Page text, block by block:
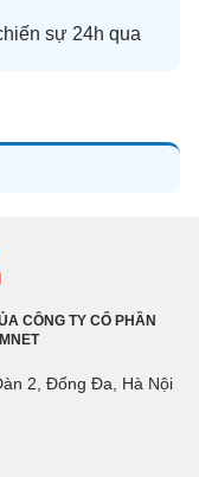
sự 24h qua
CÔNG TY CỔ PHẦN
2, Đống Đa, Hà Nội